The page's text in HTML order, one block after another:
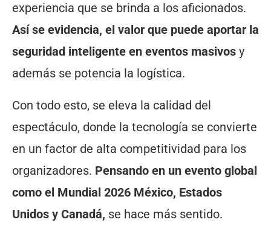
experiencia que se brinda a los aficionados.
Así se evidencia, el valor que puede aportar la
seguridad inteligente en eventos masivos y
además se potencia la logística.
Con todo esto, se eleva la calidad del
espectáculo, donde la tecnología se convierte
en un factor de alta competitividad para los
organizadores. Pensando en un evento global
como el Mundial 2026 México, Estados
Unidos y Canadá, se hace más sentido.